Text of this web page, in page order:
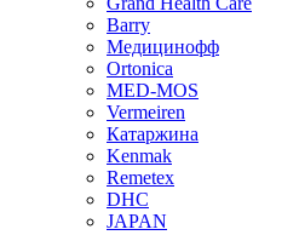
Barry
Медицинофф
Ortonica
MED-MOS
Vermeiren
Катаржина
Kenmak
Remetex
DHC
JAPAN